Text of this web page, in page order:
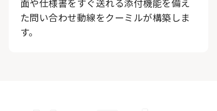
面や仕様書をすぐ送れる添付機能を備え
た問い合わせ動線をクーミルが構築しま
す。